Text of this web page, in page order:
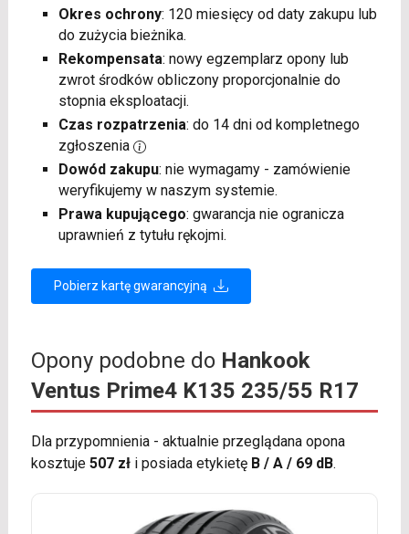
Okres ochrony: 120 miesięcy od daty zakupu lub
do zużycia bieżnika.
Rekompensata: nowy egzemplarz opony lub
zwrot środków obliczony proporcjonalnie do
stopnia eksploatacji.
Czas rozpatrzenia: do 14 dni od kompletnego
zgłoszenia
Dowód zakupu: nie wymagamy - zamówienie
weryfikujemy w naszym systemie.
Prawa kupującego: gwarancja nie ogranicza
uprawnień z tytułu rękojmi.
Pobierz kartę gwarancyjną
Opony podobne do Hankook
Ventus Prime4 K135 235/55 R17
Dla przypomnienia - aktualnie przeglądana opona
kosztuje 507 złi posiada etykietę B / A / 69 dB.